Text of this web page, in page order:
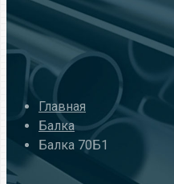
Главная
Балка
Балка 70Б1